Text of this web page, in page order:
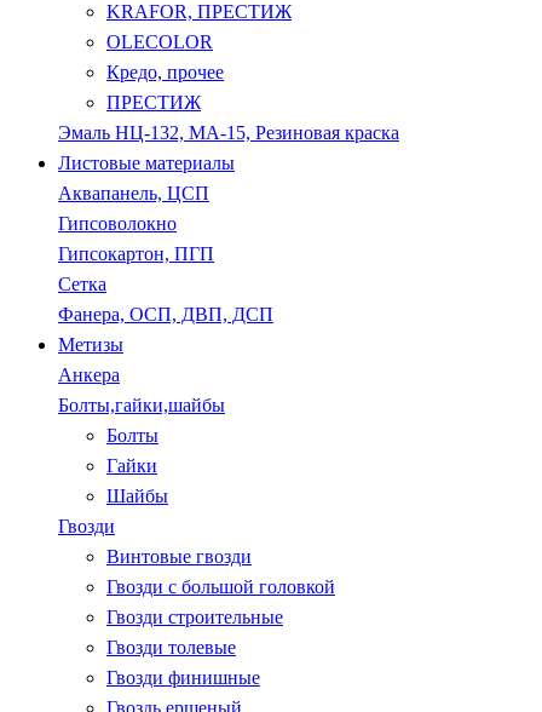
KRAFOR, ПРЕСТИЖ
OLECOLOR
Кредо, прочее
ПРЕСТИЖ
Эмаль НЦ-132, МА-15, Резиновая краска
Листовые материалы
Аквапанель, ЦСП
Гипсоволокно
Гипсокартон, ПГП
Сетка
Фанера, ОСП, ДВП, ДСП
Метизы
Анкера
Болты,гайки,шайбы
Болты
Гайки
Шайбы
Гвозди
Винтовые гвозди
Гвозди с большой головкой
Гвозди строительные
Гвозди толевые
Гвозди финишные
Гвоздь ершеный